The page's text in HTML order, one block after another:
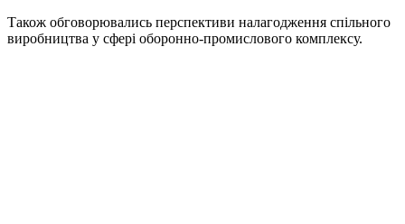
Також обговорювались перспективи налагодження спільного
виробництва у сфері оборонно-промислового комплексу.